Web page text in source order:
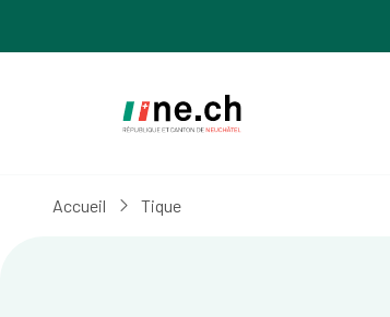
Accueil Tique